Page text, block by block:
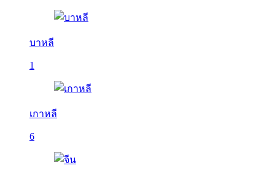
บาหลี
1
เกาหลี
6